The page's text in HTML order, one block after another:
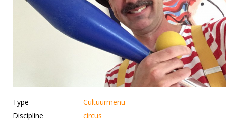
Type
Cultuurmenu
Discipline
circus